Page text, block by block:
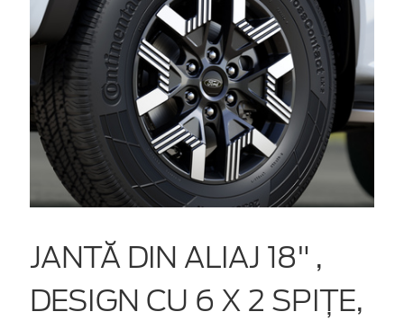
JANTĂ DIN ALIAJ 18" ,
DESIGN CU 6 X 2 SPIȚE,